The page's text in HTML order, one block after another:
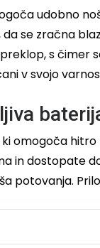
udobno
se zračna
s čimer
v svojo
omogoča
dostopate
potovanja.